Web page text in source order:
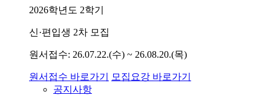
2026학년도 2학기
신·편입생 2차 모집
원서접수: 26.07.22.(수) ~ 26.08.20.(목)
원서접수 바로가기
모집요강 바로가기
공지사항